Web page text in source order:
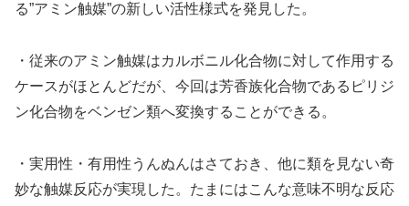
る”アミン触媒”の新しい活性様式を発見した。
・従来のアミン触媒はカルボニル化合物に対して作用する
ケースがほとんどだが、今回は芳香族化合物であるピリジ
ン化合物をベンゼン類へ変換することができる。
・実用性・有用性うんぬんはさておき、他に類を見ない奇
妙な触媒反応が実現した。たまにはこんな意味不明な反応